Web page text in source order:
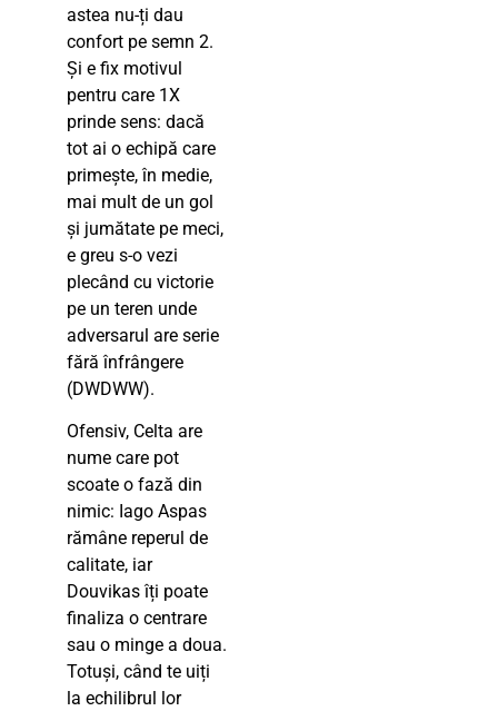
astea nu-ți dau
confort pe semn 2.
Și e fix motivul
pentru care 1X
prinde sens: dacă
tot ai o echipă care
primește, în medie,
mai mult de un gol
și jumătate pe meci,
e greu s-o vezi
plecând cu victorie
pe un teren unde
adversarul are serie
fără înfrângere
(DWDWW).
Ofensiv, Celta are
nume care pot
scoate o fază din
nimic: Iago Aspas
rămâne reperul de
calitate, iar
Douvikas îți poate
finaliza o centrare
sau o minge a doua.
Totuși, când te uiți
la echilibrul lor